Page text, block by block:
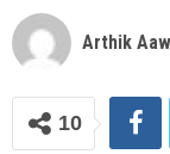
Arthik
10